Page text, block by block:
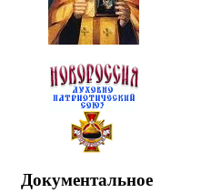
Документальное